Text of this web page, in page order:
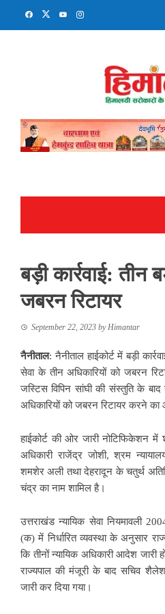
बड़ी कार्रवाई: तीन
जबरन रिटायर
September 22, 2023 byHimantar
नैनीताल: नैनीताल हाईकोर्ट में बड़ी
सेवा के तीन अधिकारियों को जबरन
जस्टिस विपिन सांघी की संस्तुति के बाद
अधिकारियों को जबरन रिटायर करने का
हाईकोर्ट की ओर जारी नोटिफिकेशन में
अधिकारी राजेंद्र जोशी, श्रम
शमशेर अली तथा देहरादून के चतुर्थ
चंद्र का नाम शामिल है।
उत्तराखंड न्यायिक सेवा नियमावली
(क) में निर्धारित व्यवस्था के अनुसार
कि तीनों न्यायिक अधिकारी आदेश जारी
राज्यपाल की मंजूरी के बाद सचिव
जारी कर दिया गया।